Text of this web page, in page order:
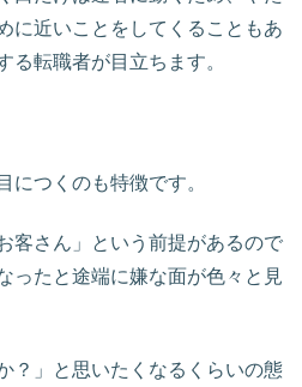
に近いことをしてくることもあ
る転職者が目立ちます。
につくのも特徴です。
客さん」という前提があるので
ったと途端に嫌な面が色々と見
？」と思いたくなるくらいの態